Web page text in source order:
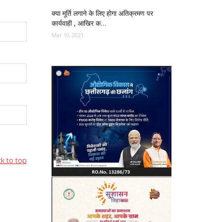
to top
क्या मूर्ति लगाने के लिए होगा अतिक्रमण पर
कार्यवाही , आखिर क…
Mar 10, 2021